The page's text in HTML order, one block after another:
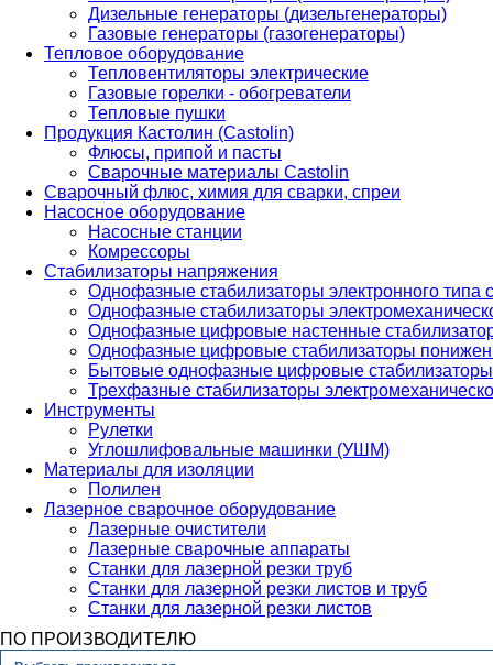
Дизельные генераторы (дизельгенераторы)
Газовые генераторы (газогенераторы)
Тепловое оборудование
Тепловентиляторы электрические
Газовые горелки - обогреватели
Тепловые пушки
Продукция Кастолин (Castolin)
Флюсы, припой и пасты
Сварочные материалы Castolin
Сварочный флюс, химия для сварки, спреи
Насосное оборудование
Насосные станции
Комрессоры
Стабилизаторы напряжения
Однофазные стабилизаторы электронного
Однофазные стабилизаторы
Однофазные цифровые настенные
Однофазные цифровые стабилизаторы
Бытовые однофазные цифровые стабилизаторы
Трехфазные стабилизаторы
Инструменты
Рулетки
Углошлифовальные машинки (УШМ)
Материалы для изоляции
Полилен
Лазерное сварочное оборудование
Лазерные очистители
Лазерные сварочные аппараты
Станки для лазерной резки труб
Станки для лазерной резки листов и труб
Станки для лазерной резки листов
ПО ПРОИЗВОДИТЕЛЮ